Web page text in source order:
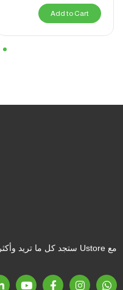
Add to Cart
مع Ustore ستجد كل ما تريد وأكثر